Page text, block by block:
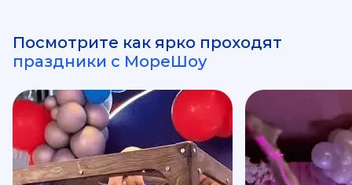
Посмотрите как ярко проходят
праздники с МореШоу